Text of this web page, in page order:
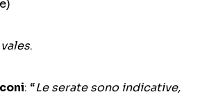
.
: “Le serate sono indicative,